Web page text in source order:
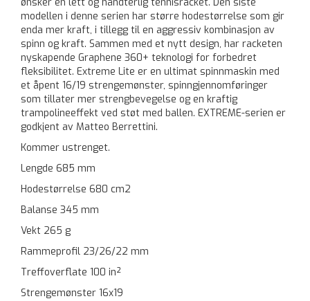
modellen i denne serien har større hodestørrelse som gir
enda mer kraft, i tillegg til en aggressiv kombinasjon av
spinn og kraft. Sammen med et nytt design, har racketen
nyskapende Graphene 360+ teknologi for forbedret
fleksibilitet. Extreme Lite er en ultimat spinnmaskin med
et åpent 16/19 strengemønster, spinngjennomføringer
som tillater mer strengbevegelse og en kraftig
trampolineeffekt ved støt med ballen. EXTREME-serien er
godkjent av Matteo Berrettini.
Kommer ustrenget.
Lengde 685 mm
Hodestørrelse 680 cm2
Balanse 345 mm
Vekt 265 g
Rammeprofil 23/26/22 mm
Treffoverflate 100 in²
Strengemønster 16x19